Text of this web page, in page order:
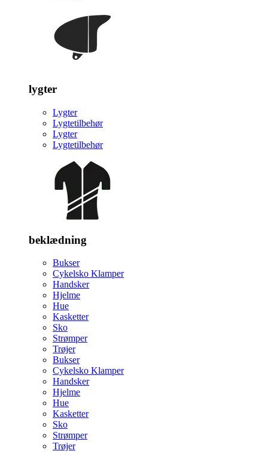
lygter
Lygter
Lygtetilbehør
Lygter
Lygtetilbehør
beklædning
Bukser
Cykelsko Klamper
Handsker
Hjelme
Hue
Kasketter
Sko
Strømper
Trøjer
Bukser
Cykelsko Klamper
Handsker
Hjelme
Hue
Kasketter
Sko
Strømper
Trøjer